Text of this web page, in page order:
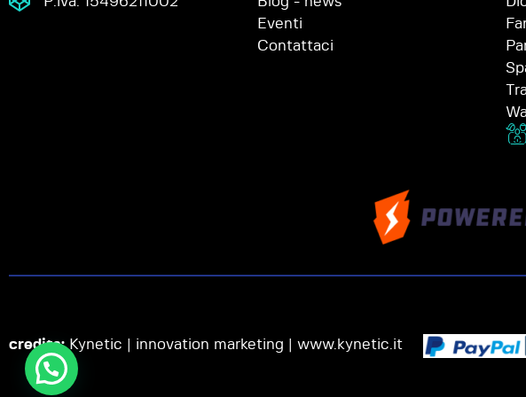
Eventi
Contattaci
credits:Kynetic | innovation marketing | www.kynetic.it